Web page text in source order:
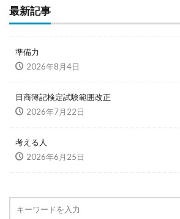
最新記事
準備力
2026年8月4日
日商簿記検定試験範囲改正
2026年7月22日
考える人
2026年6月25日